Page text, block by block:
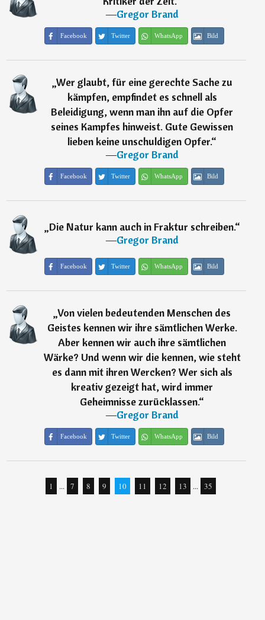
―Gregor Brand
Facebook Twitter WhatsApp Bild
„Wer glaubt, für eine gerechte Sache zu
kämpfen, empfindet es schnell als
Beleidigung, wenn man ihn auf die Opfer
seines Kampfes hinweist. Gute Gewissen
lieben keine unschuldigen Opfer.“
―Gregor Brand
Facebook Twitter WhatsApp Bild
„Die Natur kann auch in Fraktur schreiben.“
―Gregor Brand
Facebook Twitter WhatsApp Bild
„Von vielen bedeutenden Menschen des
Geistes kennen wir ihre sämtlichen Werke.
Aber kennen wir auch ihre sämtlichen
Wärke? Und wenn wir die kennen, wie steht
es dann mit ihren Wercken? Wer sich als
kreativ gezeigt hat, wird immer
Geheimnisse zurücklassen.“
―Gregor Brand
Facebook Twitter WhatsApp Bild
1 ... 7 8 9 10 11 12 13 ... 35